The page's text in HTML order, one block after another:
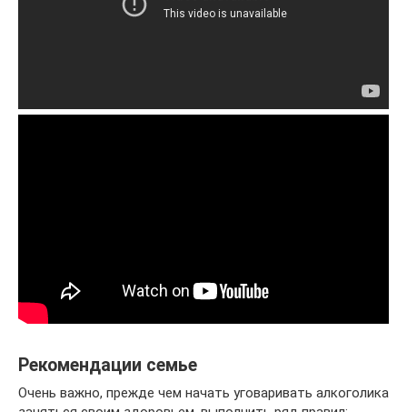
Рекомендации семье
Очень важно, прежде чем начать уговаривать алкоголика